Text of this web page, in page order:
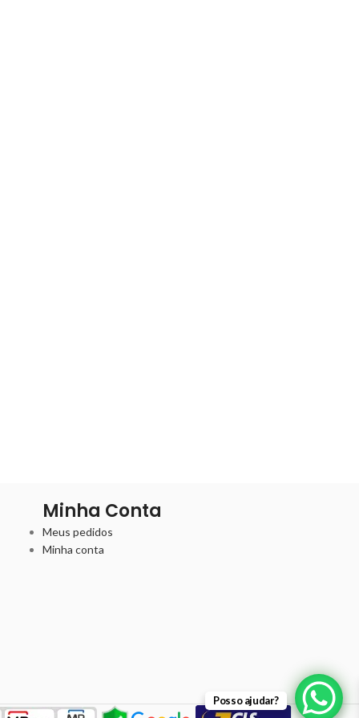
Minha Conta
Meus pedidos
Minha conta
Posso ajudar?